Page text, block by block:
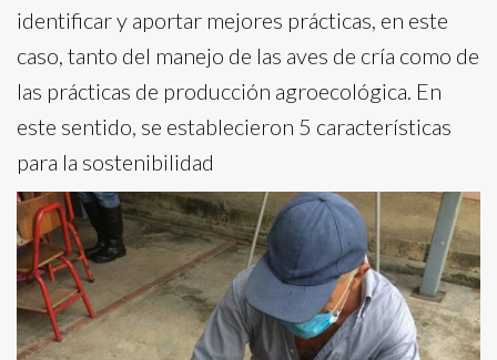
identificar y aportar mejores prácticas, en este
caso, tanto del manejo de las aves de cría como de
las prácticas de producción agroecológica. En
este sentido, se establecieron 5 características
para la sostenibilidad